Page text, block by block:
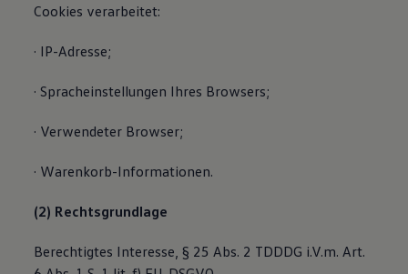
Cookies verarbeitet:
· IP-Adresse;
· Spracheinstellungen Ihres Browsers;
· Verwendeter Browser;
· Warenkorb-Informationen.
(2) Rechtsgrundlage
Berechtigtes Interesse, § 25 Abs. 2 TDDDG i.V.m. Art.